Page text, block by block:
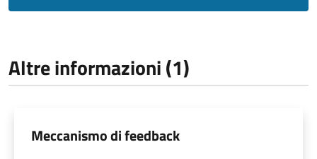
Altre informazioni (1)
Meccanismo di feedback